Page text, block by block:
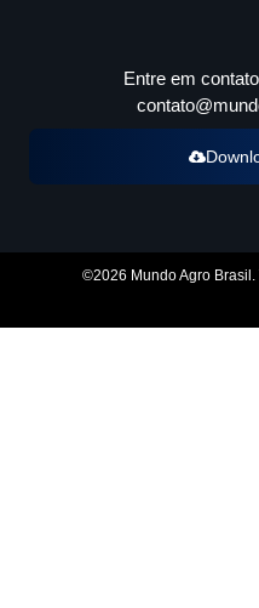
Entre em
©2026 Mundo Agro